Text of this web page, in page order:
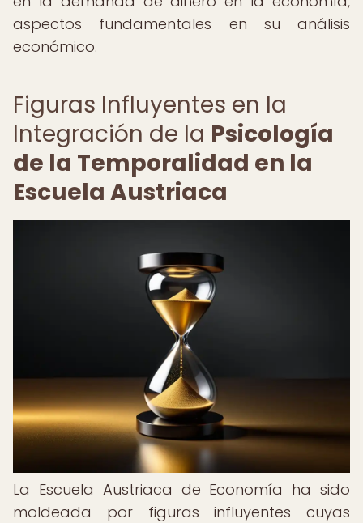
aspectos fundamentales en su análisis
económico.
Figuras Influyentes en la
Integración de la Psicología
de la Temporalidad en la
Escuela Austriaca
La Escuela Austriaca de Economía ha sido
moldeada por figuras influyentes cuyas